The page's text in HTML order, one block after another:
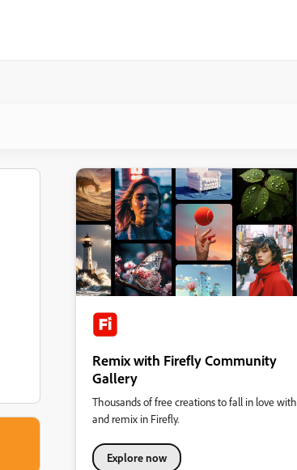
Remix with Firefly Community
Gallery
Thousands of free creations to fall in love with
and remix in Firefly.
Explore now